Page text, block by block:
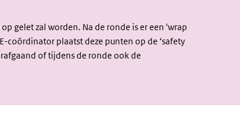
gelet zal worden. Na de ronde is er een 'wrap
coördinator plaatst deze punten op de ‘safety
of tijdens de ronde ook de